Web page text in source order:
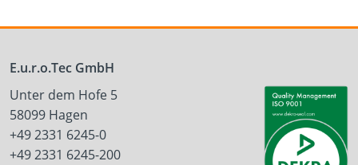
E.u.r.o.Tec GmbH
Unter dem Hofe 5
58099 Hagen
+49 2331 6245-0
+49 2331 6245-200